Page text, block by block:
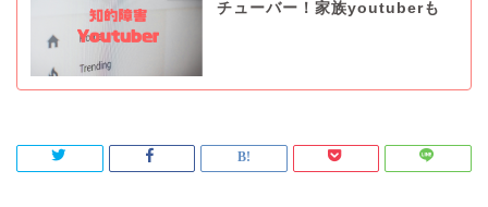
チューバー！家族youtuberも